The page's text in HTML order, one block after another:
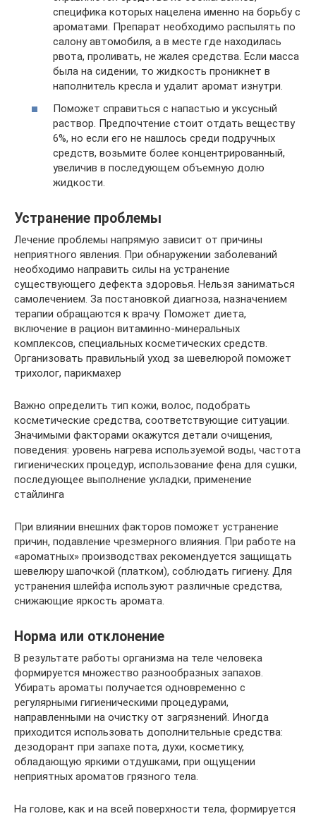
специфика которых нацелена именно на борьбу с
ароматами. Препарат необходимо распылять по
салону автомобиля, а в месте где находилась
рвота, проливать, не жалея средства. Если масса
была на сидении, то жидкость проникнет в
наполнитель кресла и удалит аромат изнутри.
Поможет справиться с напастью и уксусный
раствор. Предпочтение стоит отдать веществу
6%, но если его не нашлось среди подручных
средств, возьмите более концентрированный,
увеличив в последующем объемную долю
жидкости.
Устранение проблемы
Лечение проблемы напрямую зависит от причины
неприятного явления. При обнаружении заболеваний
необходимо направить силы на устранение
существующего дефекта здоровья. Нельзя заниматься
самолечением. За постановкой диагноза, назначением
терапии обращаются к врачу. Поможет диета,
включение в рацион витаминно-минеральных
комплексов, специальных косметических средств.
Организовать правильный уход за шевелюрой поможет
трихолог, парикмахер
Важно определить тип кожи, волос, подобрать
косметические средства, соответствующие ситуации.
Значимыми факторами окажутся детали очищения,
поведения: уровень нагрева используемой воды, частота
гигиенических процедур, использование фена для сушки,
последующее выполнение укладки, применение
стайлинга
При влиянии внешних факторов поможет устранение
причин, подавление чрезмерного влияния. При работе на
«ароматных» производствах рекомендуется защищать
шевелюру шапочкой (платком), соблюдать гигиену. Для
устранения шлейфа используют различные средства,
снижающие яркость аромата.
Норма или отклонение
В результате работы организма на теле человека
формируется множество разнообразных запахов.
Убирать ароматы получается одновременно с
регулярными гигиеническими процедурами,
направленными на очистку от загрязнений. Иногда
приходится использовать дополнительные средства:
дезодорант при запахе пота, духи, косметику,
обладающую яркими отдушками, при ощущении
неприятных ароматов грязного тела.
На голове, как и на всей поверхности тела, формируется